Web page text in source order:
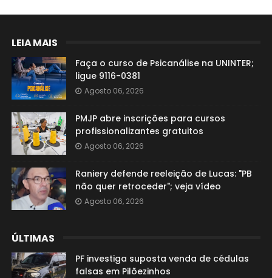
LEIA MAIS
Faça o curso de Psicanálise na UNINTER;
ligue 9116-0381
Agosto 06, 2026
PMJP abre inscrições para cursos
profissionalizantes gratuitos
Agosto 06, 2026
Raniery defende reeleição de Lucas: "PB
não quer retroceder"; veja vídeo
Agosto 06, 2026
ÚLTIMAS
PF investiga suposta venda de cédulas
falsas em Pilõezinhos